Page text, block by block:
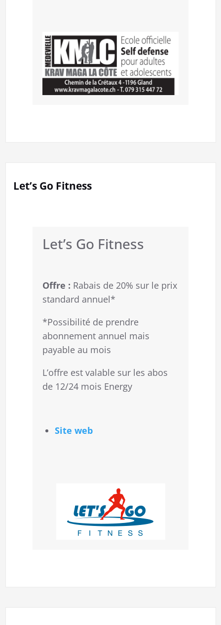
Let’s Go Fitness
Let’s Go Fitness
Offre : Rabais de 20% sur le prix
standard annuel*
*Possibilité de prendre
abonnement annuel mais
payable au mois
L’offre est valable sur les abos
de 12/24 mois Energy
Site web